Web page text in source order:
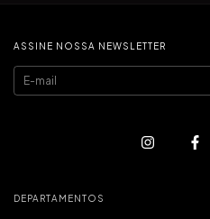
ASSINE NOSSA NEWSLETTER
DEPARTAMENTOS